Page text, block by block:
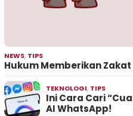
NEWS, TIPS
Hukum Memberikan
TEKNOLOGI, TIPS
Ini Cara Cari
AI WhatsApp!